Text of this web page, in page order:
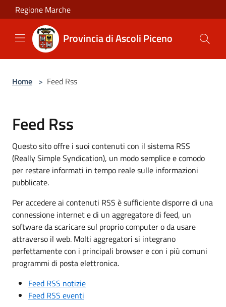
Salta al contenuto principale
Regione Marche
Provincia di Ascoli Piceno
Home > Feed Rss
Feed Rss
Questo sito offre i suoi contenuti con il sistema RSS
(Really Simple Syndication), un modo semplice e comodo
per restare informati in tempo reale sulle informazioni
pubblicate.
Per accedere ai contenuti RSS è sufficiente disporre di una
connessione internet e di un aggregatore di feed, un
software da scaricare sul proprio computer o da usare
attraverso il web. Molti aggregatori si integrano
perfettamente con i principali browser e con i più comuni
programmi di posta elettronica.
Feed RSS notizie
Feed RSS eventi